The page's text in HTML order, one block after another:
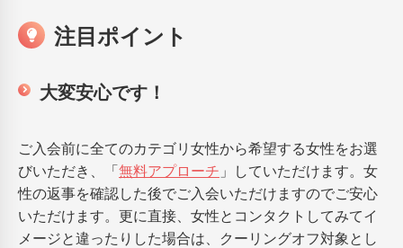
注目ポイント
大変安心です！
ご入会前に全てのカテゴリ女性から希望する女性をお選
びいただき、「 無料アプローチ 」していただけます。女
性の返事を確認した後でご入会いただけますのでご安心
いただけます。更に直接、女性とコンタクトしてみてイ
メージと違ったりした場合は、クーリングオフ対象とし